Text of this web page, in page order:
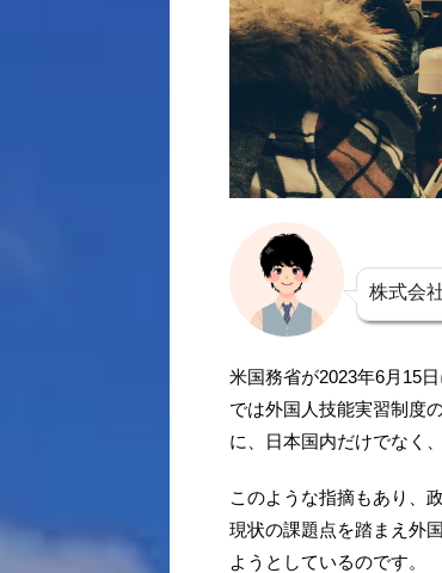
株式会
米国務省が2023年6月15
では外国人技能実習制度
に、日本国内だけでなく
このような指摘もあり、
現状の課題点を踏まえ外
ようとしているのです。